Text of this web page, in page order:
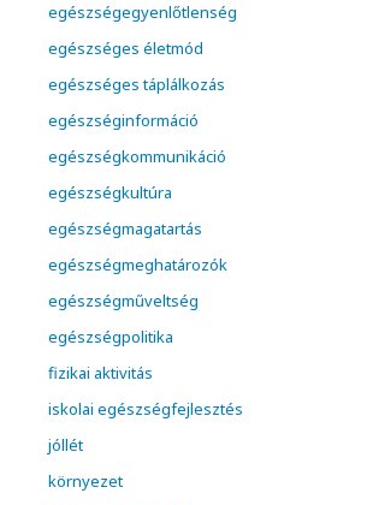
egészségegyenlőtlenség
egészséges életmód
egészséges táplálkozás
egészséginformáció
egészségkommunikáció
egészségkultúra
egészségmagatartás
egészségmeghatározók
egészségműveltség
egészségpolitika
fizikai aktivitás
iskolai egészségfejlesztés
jóllét
környezet